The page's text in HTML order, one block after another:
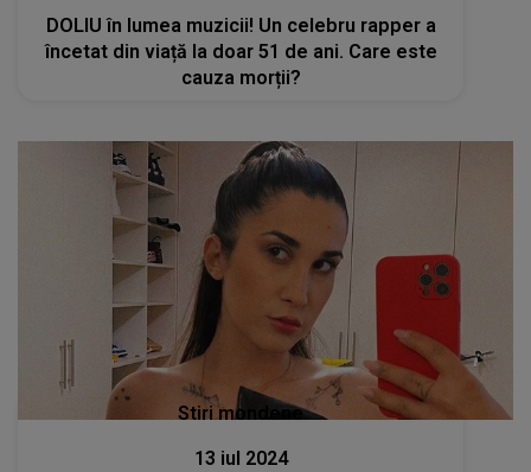
DOLIU în lumea muzicii! Un celebru rapper a
încetat din viață la doar 51 de ani. Care este
cauza morții?
Stiri mondene
13 iul 2024